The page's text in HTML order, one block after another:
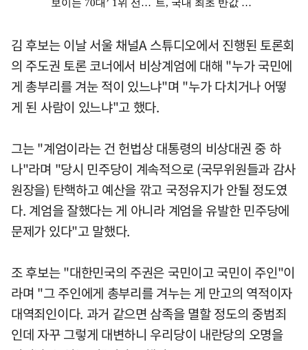
김 후보는 이날 서울 채널A 스튜디오에서 진행된 토론회
의 주도권 토론 코너에서 비상계엄에 대해 "누가 국민에
게 총부리를 겨눈 적이 있느냐"며 "누가 다치거나 어떻
게 된 사람이 있느냐"고 했다.
그는 "계엄이라는 건 헌법상 대통령의 비상대권 중 하
나"라며 "당시 민주당이 계속적으로 (국무위원들과 감사
원장을) 탄핵하고 예산을 깎고 국정유지가 안될 정도였
다. 계엄을 잘했다는 게 아니라 계엄을 유발한 민주당에
문제가 있다"고 말했다.
조 후보는 "대한민국의 주권은 국민이고 국민이 주인"이
라며 "그 주인에게 총부리를 겨누는 게 만고의 역적이자
대역죄인이다. 과거 같으면 삼족을 멸할 정도의 중범죄
인데 자꾸 그렇게 대변하니 우리당이 내란당의 오명을